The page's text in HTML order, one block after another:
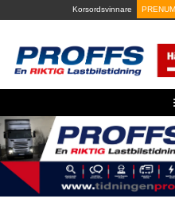
to
Korsordsvinnare